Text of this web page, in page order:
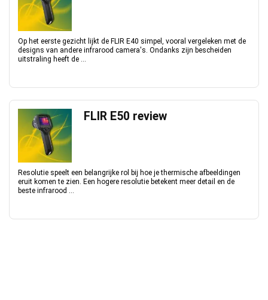
Op het eerste gezicht lijkt de FLIR E40 simpel, vooral vergeleken met de
designs van andere infrarood camera's. Ondanks zijn bescheiden
uitstraling heeft de ...
FLIR E50 review
Resolutie speelt een belangrijke rol bij hoe je thermische afbeeldingen
eruit komen te zien. Een hogere resolutie betekent meer detail en de
beste infrarood ...